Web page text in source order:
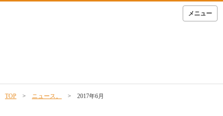
メニュー
TOP > ニュース。 > 2017年6月